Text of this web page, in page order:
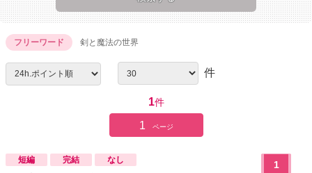
フリーワード 剣と魔法の世界
件
1件
1 ページ
短編 完結 なし 1